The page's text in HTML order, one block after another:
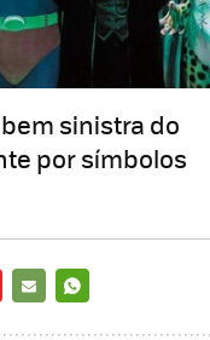
sinistra do
por símbolos